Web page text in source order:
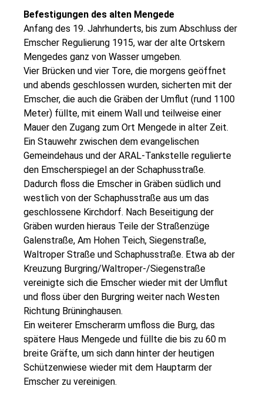
Befestigungen des alten Mengede
Anfang des 19. Jahrhunderts, bis zum Abschluss der
Emscher Regulierung 1915, war der alte Ortskern
Mengedes ganz von Wasser umgeben.
Vier Brücken und vier Tore, die morgens geöffnet
und abends geschlossen wurden, sicherten mit der
Emscher, die auch die Gräben der Umflut (rund 1100
Meter) füllte, mit einem Wall und teilweise einer
Mauer den Zugang zum Ort Mengede in alter Zeit.
Ein Stauwehr zwischen dem evangelischen
Gemeindehaus und der ARAL-Tankstelle regulierte
den Emscherspiegel an der Schaphusstraße.
Dadurch floss die Emscher in Gräben südlich und
westlich von der Schaphusstraße aus um das
geschlossene Kirchdorf. Nach Beseitigung der
Gräben wurden hieraus Teile der Straßenzüge
Galenstraße, Am Hohen Teich, Siegenstraße,
Waltroper Straße und Schaphusstraße. Etwa ab der
Kreuzung Burgring/Waltroper-/Siegenstraße
vereinigte sich die Emscher wieder mit der Umflut
und floss über den Burgring weiter nach Westen
Richtung Brüninghausen.
Ein weiterer Emscherarm umfloss die Burg, das
spätere Haus Mengede und füllte die bis zu 60 m
breite Gräfte, um sich dann hinter der heutigen
Schützenwiese wieder mit dem Hauptarm der
Emscher zu vereinigen.